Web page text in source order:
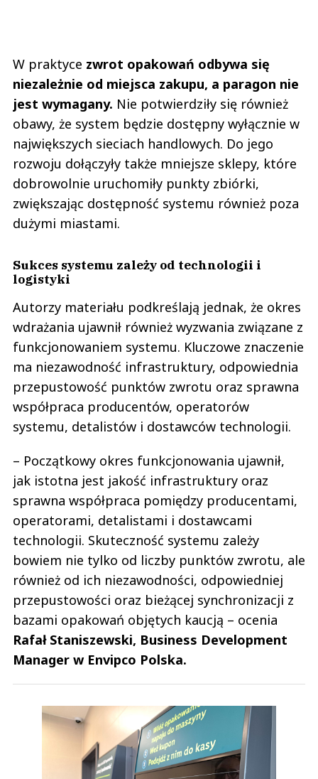
W praktyce zwrot opakowań odbywa się
niezależnie od miejsca zakupu, a paragon nie
jest wymagany. Nie potwierdziły się również
obawy, że system będzie dostępny wyłącznie w
największych sieciach handlowych. Do jego
rozwoju dołączyły także mniejsze sklepy, które
dobrowolnie uruchomiły punkty zbiórki,
zwiększając dostępność systemu również poza
dużymi miastami.
Sukces systemu zależy od technologii i
logistyki
Autorzy materiału podkreślają jednak, że okres
wdrażania ujawnił również wyzwania związane z
funkcjonowaniem systemu. Kluczowe znaczenie
ma niezawodność infrastruktury, odpowiednia
przepustowość punktów zwrotu oraz sprawna
współpraca producentów, operatorów
systemu, detalistów i dostawców technologii.
– Początkowy okres funkcjonowania ujawnił,
jak istotna jest jakość infrastruktury oraz
sprawna współpraca pomiędzy producentami,
operatorami, detalistami i dostawcami
technologii. Skuteczność systemu zależy
bowiem nie tylko od liczby punktów zwrotu, ale
również od ich niezawodności, odpowiedniej
przepustowości oraz bieżącej synchronizacji z
bazami opakowań objętych kaucją – ocenia
Rafał Staniszewski, Business Development
Manager w Envipco Polska.